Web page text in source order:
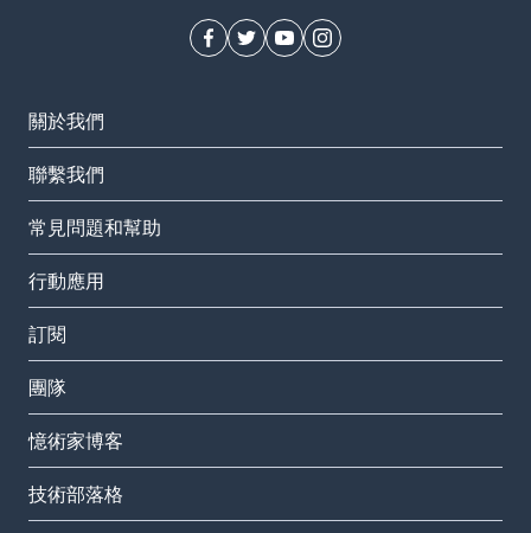
關於我們
聯繫我們
常見問題和幫助
行動應用
訂閱
團隊
憶術家博客
技術部落格